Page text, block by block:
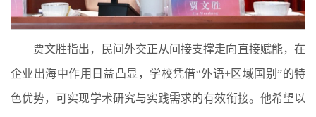
贾文胜指出，民间外交正从间接支撑走向直接赋能，在
企业出海中作用日益凸显，学校凭借“外语+区域国别”的特
色优势，可实现学术研究与实践需求的有效衔接。他希望以